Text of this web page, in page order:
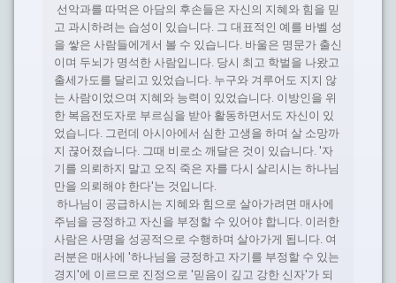
선악과를 따먹은 아담의 후손들은 자신의 지혜와 힘을 믿
고 과시하려는 습성이 있습니다. 그 대표적인 예를 바벨 성
을 쌓은 사람들에게서 볼 수 있습니다. 바울은 명문가 출신
이며 두뇌가 명석한 사람입니다. 당시 최고 학벌을 나왔고
출세가도를 달리고 있었습니다. 누구와 겨루어도 지지 않
는 사람이었으며 지혜와 능력이 있었습니다. 이방인을 위
한 복음전도자로 부르심을 받아 활동하면서도 자신이 있
었습니다. 그런데 아시아에서 심한 고생을 하며 살 소망까
지 끊어졌습니다. 그때 비로소 깨달은 것이 있습니다. '자
기를 의뢰하지 말고 오직 죽은 자를 다시 살리시는 하나님
만을 의뢰해야 한다'는 것입니다.
하나님이 공급하시는 지혜와 힘으로 살아가려면 매사에
주님을 긍정하고 자신을 부정할 수 있어야 합니다. 이러한
사람은 사명을 성공적으로 수행하며 살아가게 됩니다. 여
러분은 매사에 '하나님을 긍정하고 자기를 부정할 수 있는
경지'에 이르므로 진정으로 '믿음이 깊고 강한 신자'가 되